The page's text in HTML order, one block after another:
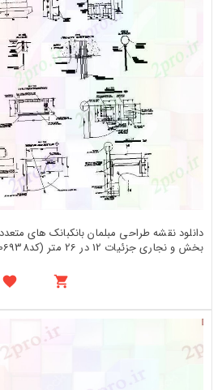
دانلود نقشه طراحی مبلمان بانکبانک های
بخش و نجاری جزئیات 12 در 26 متر (کد106938)